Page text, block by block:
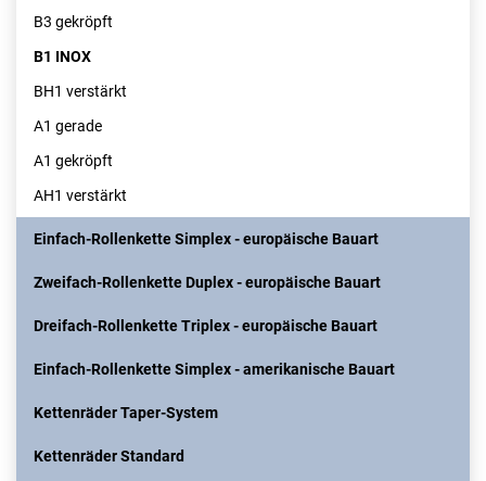
B3 gekröpft
B1 INOX
BH1 verstärkt
A1 gerade
A1 gekröpft
AH1 verstärkt
Einfach-Rollenkette Simplex - europäische Bauart
Zweifach-Rollenkette Duplex - europäische Bauart
Dreifach-Rollenkette Triplex - europäische Bauart
Einfach-Rollenkette Simplex - amerikanische Bauart
Kettenräder Taper-System
Kettenräder Standard